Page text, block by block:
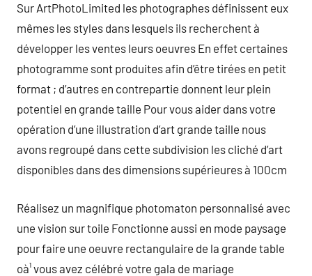
Sur ArtPhotoLimited les photographes définissent eux
mêmes les styles dans lesquels ils recherchent à
développer les ventes leurs oeuvres En effet certaines
photogramme sont produites afin d’être tirées en petit
format ; d’autres en contrepartie donnent leur plein
potentiel en grande taille Pour vous aider dans votre
opération d’une illustration d’art grande taille nous
avons regroupé dans cette subdivision les cliché d’art
disponibles dans des dimensions supérieures à 100cm
Réalisez un magnifique photomaton personnalisé avec
une vision sur toile Fonctionne aussi en mode paysage
pour faire une oeuvre rectangulaire de la grande table
oà¹ vous avez célébré votre gala de mariage